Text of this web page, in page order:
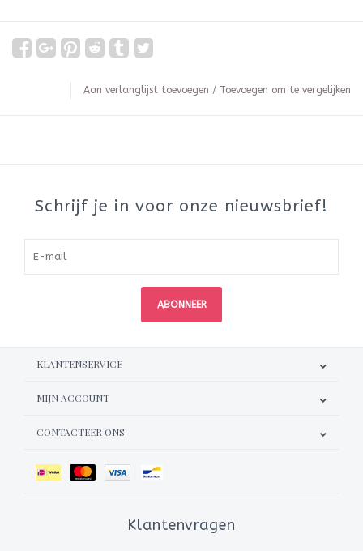
Aan verlanglijst toevoegen / Toevoegen om te vergelijken
Schrijf je in voor onze nieuwsbrief!
ABONNEER
KLANTENSERVICE
MIJN ACCOUNT
CONTACTEER ONS
Klantenvragen